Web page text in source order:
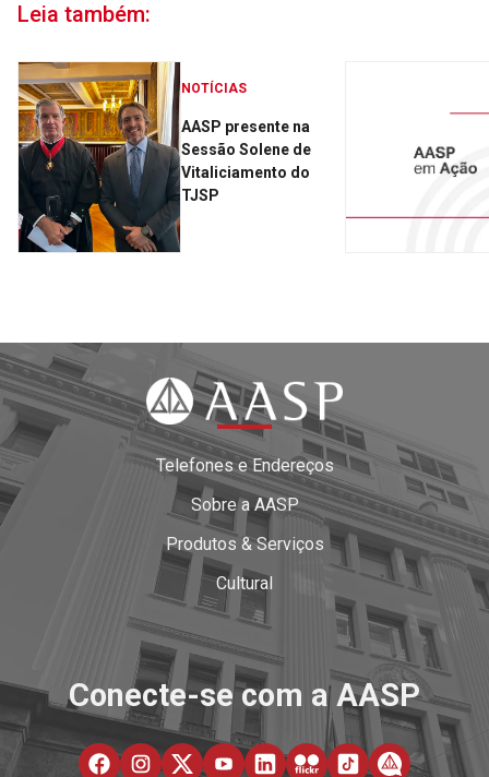
Leia também:
NOTÍCIAS
AASP presente na
Sessão Solene de
Vitaliciamento do
TJSP
Telefones e Endereços
Sobre a AASP
Produtos & Serviços
Cultural
Conecte-se com a AASP